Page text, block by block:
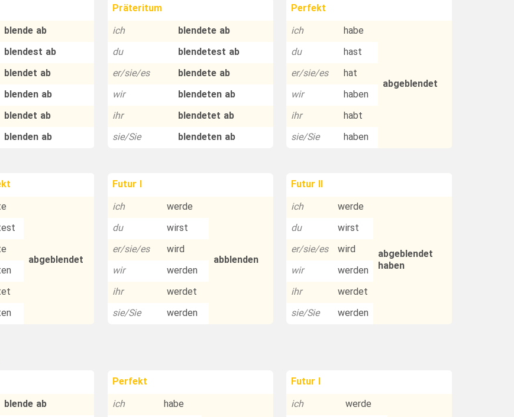
blende ab
blendest ab
blendet ab
blenden ab
blendet ab
blenden ab
Präteritum
ich
blendete ab
du
blendetest ab
er/sie/es
blendete ab
wir
blendeten ab
ihr
blendetet ab
sie/Sie
blendeten ab
Perfekt
ich
habe
abgeblendet
du
hast
er/sie/es
hat
wir
haben
ihr
habt
sie/Sie
haben
abgeblendet
Futur I
ich
werde
abblenden
du
wirst
er/sie/es
wird
wir
werden
ihr
werdet
sie/Sie
werden
Futur II
ich
werde
abgeblendet
haben
du
wirst
er/sie/es
wird
wir
werden
ihr
werdet
sie/Sie
werden
blende ab
Perfekt
ich
habe
Futur I
ich
werde